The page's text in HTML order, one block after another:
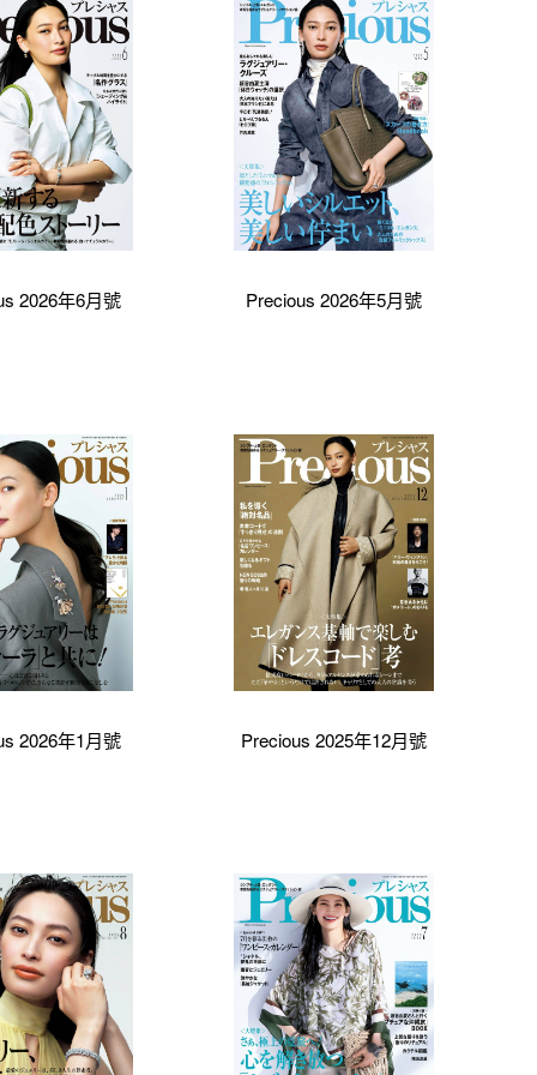
2026年6月號 Precious 2026年5月號
2026年1月號 Precious 2025年12月號